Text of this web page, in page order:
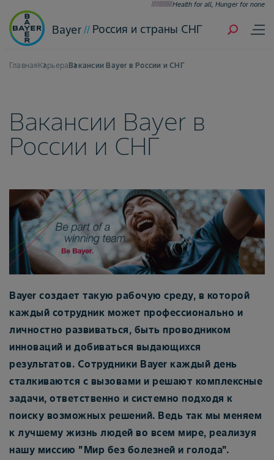
Health for all, Hunger for none
Bayer Россия и страны СНГ
ГлавнаяКарьераВакансии Bayer в России и СНГ
Вакансии Bayer в
России и СНГ
Bayer создает такую рабочую среду, в которой
каждый сотрудник может профессионально и
личностно развиваться, быть проводником
инноваций и добиваться выдающихся
результатов. Сотрудники Bayer каждый день
сталкиваются с вызовами и решают комплексные
задачи, ответственно и системно подходя к
поиску возможных решений. Ведь так мы меняем
к лучшему жизнь людей во всем мире, реализуя
нашу миссию "Мир без болезней и голода".